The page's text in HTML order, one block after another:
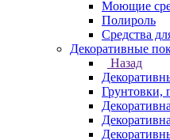
Моющие
Полироль
Средства
Декоративные
Назад
Грунтовки,